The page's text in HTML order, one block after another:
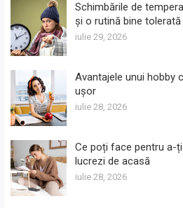
Schimbările de
și o rutină bine tolerată
iulie 29, 2026
Avantajele unui hobby
ușor
iulie 28, 2026
Ce poți face pentru a-
lucrezi de acasă
iulie 28, 2026